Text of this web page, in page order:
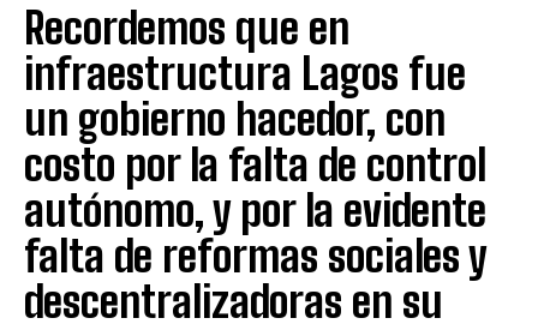
Recordemos que en
infraestructura Lagos fue
un gobierno hacedor, con
costo por la falta de control
autónomo, y por la evidente
falta de reformas sociales y
descentralizadoras en su